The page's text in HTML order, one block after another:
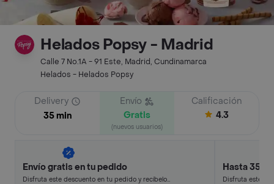
Helados Popsy - Madrid
Calle 7 No.1A - 91 Este, Madrid, Cundinamarca
Helados - Helados Popsy
Delivery
35 min
Envío
Gratis
(nuevos usuarios)
Calificación
4.3
Envío gratis en tu pedido
Disfruta este descuento en tu pedido y recíbelo
Hasta 35%
Disfruta este